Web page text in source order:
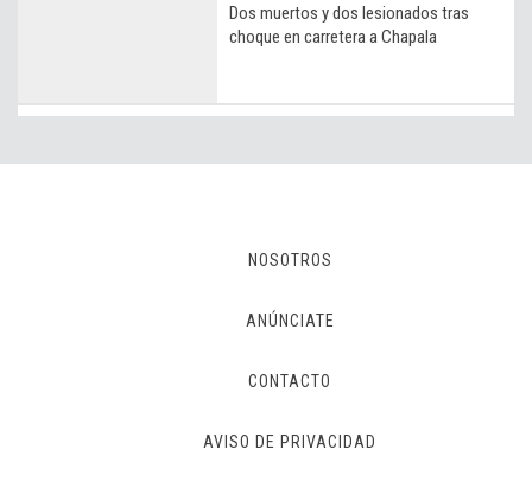
Dos muertos y dos lesionados tras
choque en carretera a Chapala
NOSOTROS
ANÚNCIATE
CONTACTO
AVISO DE PRIVACIDAD